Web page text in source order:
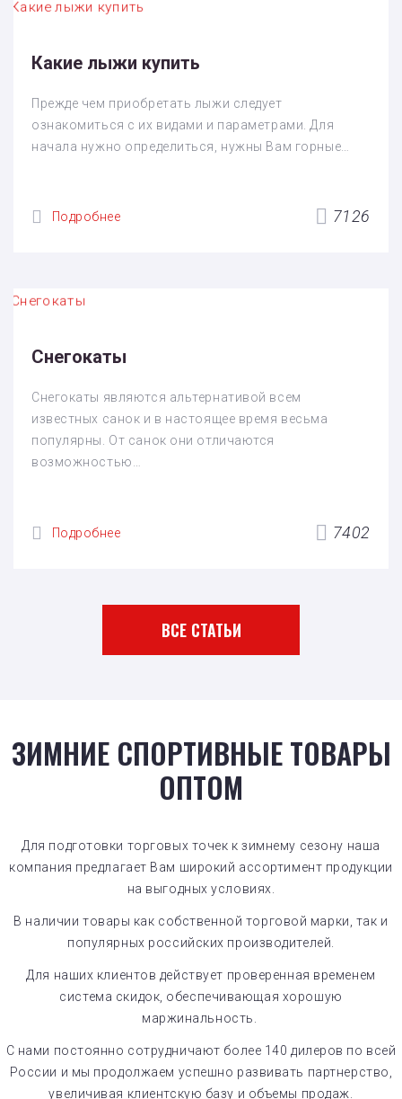
Какие лыжи купить
Прежде чем приобретать лыжи следует
ознакомиться с их видами и параметрами. Для
начала нужно определиться, нужны Вам горные…
Подробнее 7126
Снегокаты
Снегокаты являются альтернативой всем
известных санок и в настоящее время весьма
популярны. От санок они отличаются
возможностью…
Подробнее 7402
ВСЕ СТАТЬИ
ЗИМНИЕ СПОРТИВНЫЕ ТОВАРЫ
ОПТОМ
Для подготовки торговых точек к зимнему сезону наша
компания предлагает Вам широкий ассортимент продукции
на выгодных условиях.
В наличии товары как собственной торговой марки, так и
популярных российских производителей.
Для наших клиентов действует проверенная временем
система скидок, обеспечивающая хорошую
маржинальность.
С нами постоянно сотрудничают более 140 дилеров по всей
России и мы продолжаем успешно развивать партнерство,
увеличивая клиентскую базу и объемы продаж.